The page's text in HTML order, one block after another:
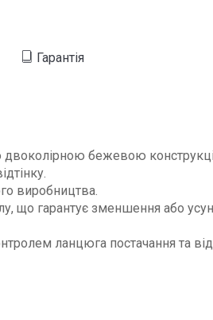
Гарантія
двоколірною бежевою
виробництва.
що гарантує зменшення або
ланцюга постачання та